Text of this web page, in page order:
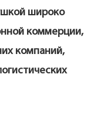
широко
коммерции,
компаний,